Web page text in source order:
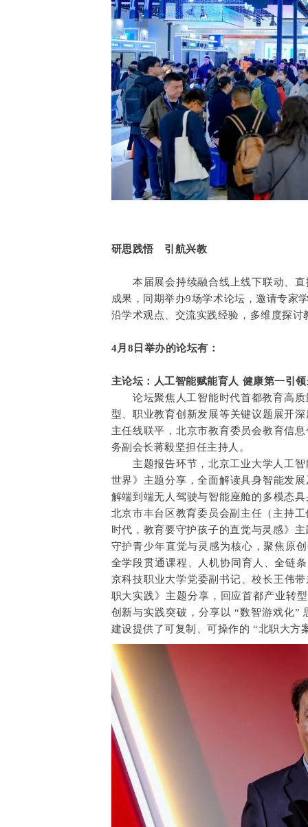
研思践悟 引航兴教
本届展会持续融合线上线下联动、直
成果，同期举办9场学术论坛，邀请专家
沿学术观点、交流实践经验，多维度探讨
4月8日举办的论坛有：
主论坛：人工智能赋能育人 健康第一引
论坛聚焦人工智能时代首都教育高质
型、职业教育创新发展等关键议题展开
主任线联平，北京市教育委员会教育信
务副会长蒋毅坚担任主持人。
主题报告环节，北京工业大学人工智
世界》主题分享，全面解读具身智能发
解端到端无人驾驶与智能座舱的多模态
北京市丰台区教育委员会副主任（主持
时代，教育要守护孩子的直觉与灵感》
守护青少年直觉与灵感为核心，聚焦原
全学段贯通课程、人机协同育人、全链
京科技职业大学党委副书记、校长王伟
职大实践》主题分享，回应首都产业转
创新与实践突破，分享以 “数智游戏化”
建设提供了可复制、可操作的 “北职大方